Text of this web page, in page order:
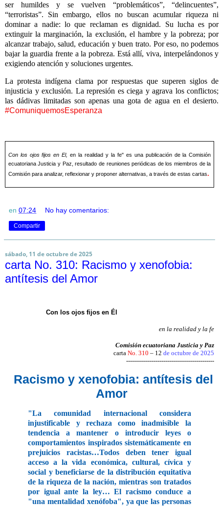
ser humildes y se vuelven “problemáticos”, “delincuentes”,
“terroristas”. Sin embargo, ellos no buscan acumular riqueza ni
dominar a nadie: lo que reclaman es dignidad. Su lucha es por
extinguir la marginación, la exclusión, el hambre y la pobreza; por
alcanzar trabajo, salud, educación y buen trato. Por eso, no podemos
bajar la guardia frente a la pobreza. Está allí, viva, interpelándonos y
exigiendo atención y soluciones urgentes.
La protesta indígena clama por respuestas que superen siglos de
injusticia y exclusión. La represión es ciega y agrava los conflictos;
las dádivas limitadas son apenas una gota de agua en el desierto.
#ComuniquemosEsperanza
Con los ojos fijos en El, en la realidad y la fe" es una publicación de la Comisión
ecuatoriana Justicia y Paz, resultado de reuniones periódicas de los miembros de la
Comisión para analizar, reflexionar y proponer alternativas, a través de estas cartas.
en 07:24 No hay comentarios:
Compartir
sábado, 11 de octubre de 2025
carta No. 310: Racismo y xenofobia:
antítesis del Amor
Con los ojos fijos en Él
en la realidad y la fe
Comisión ecuatoriana Justicia y Paz
carta No. 310 – 12 de octubre de 2025
---------------------------------------------
Racismo y xenofobia: antítesis del
Amor
"La comunidad internacional considera
injustificable y rechaza como inadmisible la
tendencia a mantener o introducir leyes o
comportamientos inspirados sistemáticamente en
prejuicios racistas…Todos deben tener igual
acceso a la vida económica, cultural, cívica y
social y beneficiarse de la distribución equitativa
de la riqueza de la nación, mientras son tratados
por igual ante la ley… El racismo conduce a
"una mentalidad xenófoba", ya que las personas